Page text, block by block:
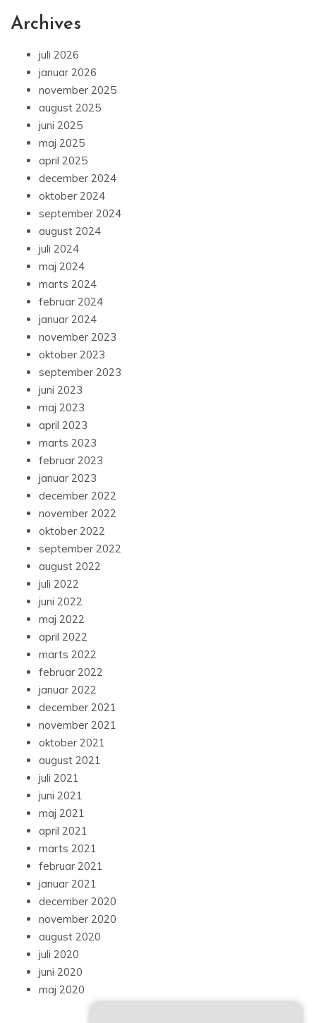
Archives
juli 2026
januar 2026
november 2025
august 2025
juni 2025
maj 2025
april 2025
december 2024
oktober 2024
september 2024
august 2024
juli 2024
maj 2024
marts 2024
februar 2024
januar 2024
november 2023
oktober 2023
september 2023
juni 2023
maj 2023
april 2023
marts 2023
februar 2023
januar 2023
december 2022
november 2022
oktober 2022
september 2022
august 2022
juli 2022
juni 2022
maj 2022
april 2022
marts 2022
februar 2022
januar 2022
december 2021
november 2021
oktober 2021
august 2021
juli 2021
juni 2021
maj 2021
april 2021
marts 2021
februar 2021
januar 2021
december 2020
november 2020
august 2020
juli 2020
juni 2020
maj 2020